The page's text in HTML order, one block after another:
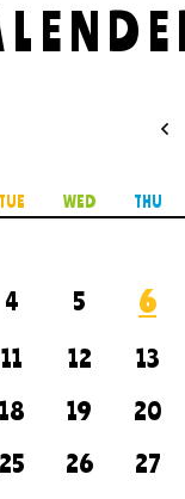
TUE WED THU
4 5 6
11 12 13
18 19 20
25 26 27